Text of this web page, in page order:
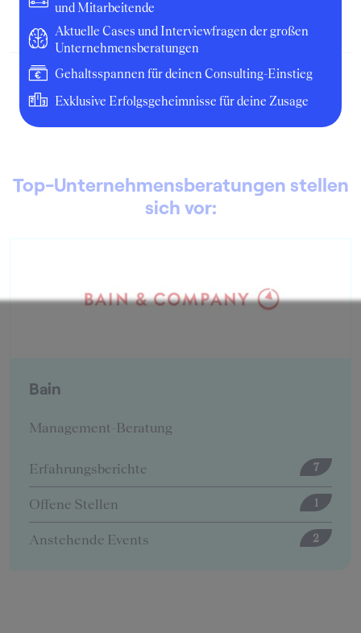
Oktober 2001 Ansan Unternehmen
Top-Unternehmensberatungen stellen
sich vor:
BearingPoint
Management-Beratung
Erfahrungsberichte 12
Offene Stellen 5
und Mitarbeitende
Aktuelle Cases und Interviewfragen der großen
Unternehmensberatungen
Gehaltsspannen für deinen Consulting-Einstieg
Exklusive Erfolgsgeheimnisse für deine Zusage